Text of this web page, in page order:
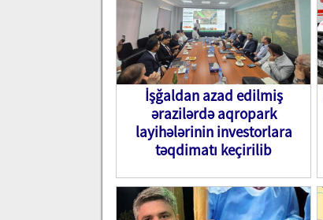
İşğaldan azad edilmiş
ərazilərdə aqropark
layihələrinin investorlara
təqdimatı keçirilib